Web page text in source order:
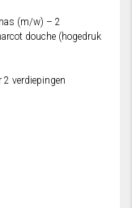
(m/w) – 2
douche (hogedruk
2 verdiepingen